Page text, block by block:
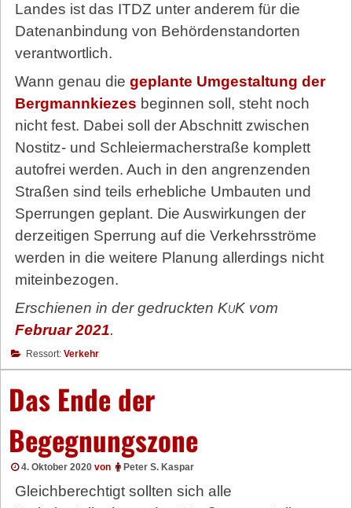
Landes ist das ITDZ unter anderem für die
Datenanbindung von Behördenstandorten
verantwortlich.
Wann genau die geplante Umgestaltung der
Bergmannkiezes beginnen soll, steht noch
nicht fest. Dabei soll der Abschnitt zwischen
Nostitz- und Schleiermacherstraße komplett
autofrei werden. Auch in den angrenzenden
Straßen sind teils erhebliche Umbauten und
Sperrungen geplant. Die Auswirkungen der
derzeitigen Sperrung auf die Verkehrsströme
werden in die weitere Planung allerdings nicht
miteinbezogen.
Erschienen in der gedruckten KuKvom
Februar 2021.
Ressort: Verkehr
Das Ende der
Begegnungszone
4. Oktober 2020 von Peter S. Kaspar
Gleichberechtigt sollten sich alle